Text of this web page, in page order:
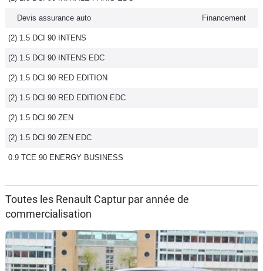
Devis assurance auto Financement
(2) 1.5 DCI 90 INTENS
(2) 1.5 DCI 90 INTENS EDC
(2) 1.5 DCI 90 RED EDITION
(2) 1.5 DCI 90 RED EDITION EDC
(2) 1.5 DCI 90 ZEN
(2) 1.5 DCI 90 ZEN EDC
0.9 TCE 90 ENERGY BUSINESS
Toutes les Renault Captur par année de
commercialisation